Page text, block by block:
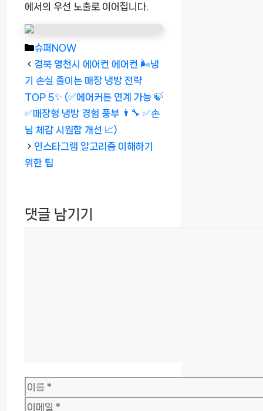
에서의 우선 노출로 이어집니다.
카
테
고
리
슈퍼NOW
경북 영천시 에어컨 에어컨 🌬️냉
기 손실 줄이는 매장 냉방 전략
TOP 5✨ (✅에어커튼 연계 가능 🍃
✅매장형 냉방 경험 풍부 👨‍🔧 ✅손
님 체감 시원함 개선 📈)
인스타그램 알고리즘 이해하기
위한 팁
댓글 남기기
이
름
이